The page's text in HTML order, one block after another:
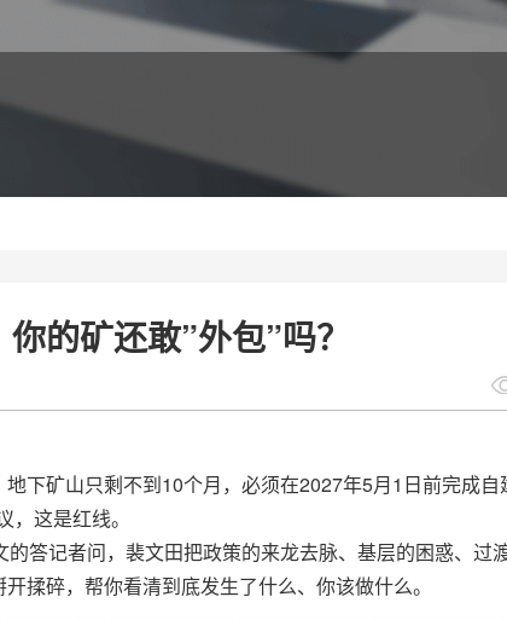
的矿还敢”外包”吗？
下矿山只剩不到10个月，必须在2027年5月1日前完成自
这是红线。
答记者问，裴文田把政策的来龙去脉、基层的困惑、过
揉碎，帮你看清到底发生了什么、你该做什么。